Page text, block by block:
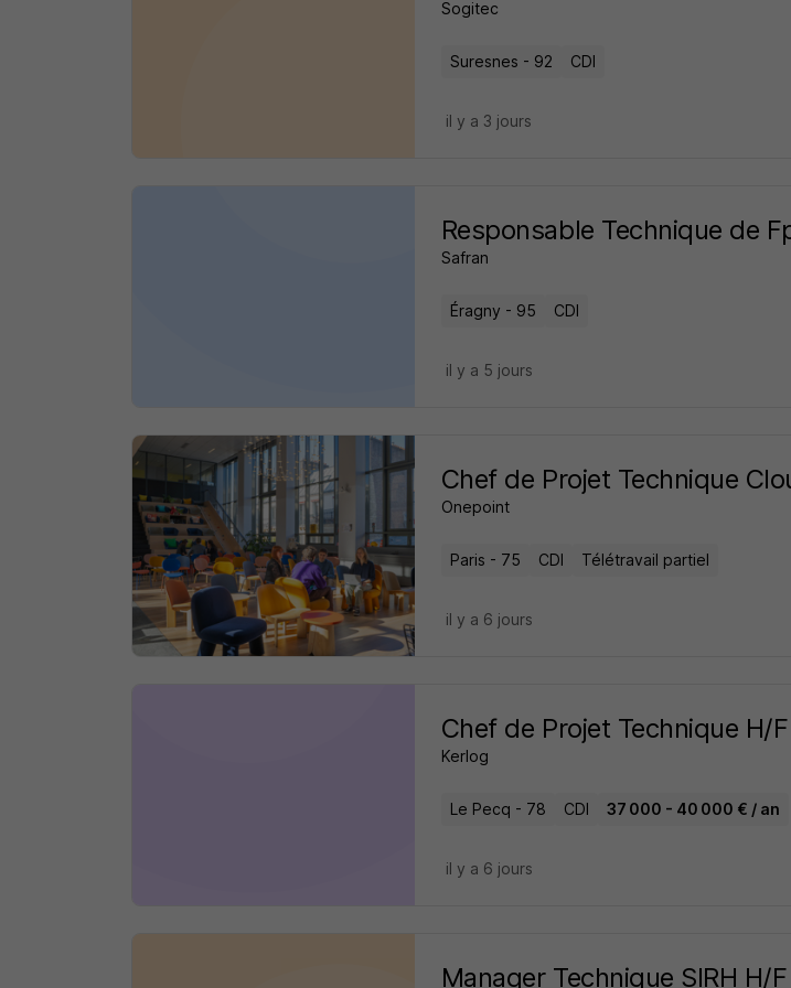
Sogitec
Suresnes - 92 CDI
il y a 3 jours
Responsable Technique de
Safran
Éragny - 95 CDI
il y a 5 jours
Chef de Projet Technique
Onepoint
Paris - 75 CDI Télétravail partiel
il y a 6 jours
Chef de Projet Technique H/F
Kerlog
Le Pecq - 78 CDI 37 000 - 40 000 € / an
il y a 6 jours
Manager Technique SIRH H/F